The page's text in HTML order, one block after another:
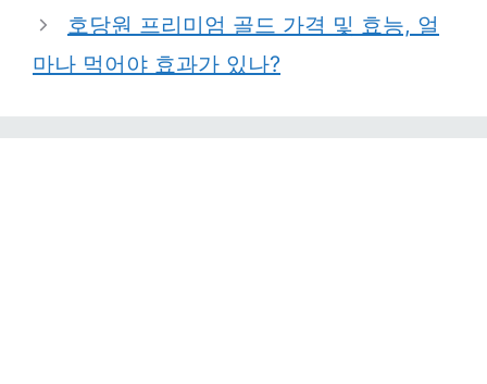
호당원 프리미엄 골드 가격 및 효능, 얼
마나 먹어야 효과가 있나?